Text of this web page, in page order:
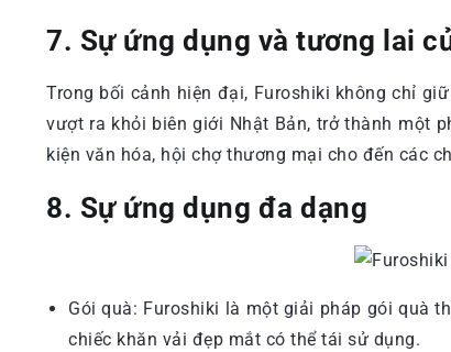
7. Sự ứng dụng và tương lai
Trong bối cảnh hiện đại, Furoshiki không chỉ
vượt ra khỏi biên giới Nhật Bản, trở thành một
kiện văn hóa, hội chợ thương mại cho đến các
8. Sự ứng dụng đa dạng
Gói quà: Furoshiki là một giải pháp gói quà
chiếc khăn vải đẹp mắt có thể tái sử dụng.